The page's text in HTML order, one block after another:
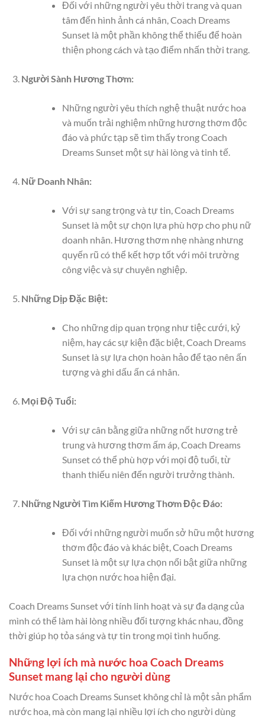
Đối với những người yêu thời trang và quan
tâm đến hình ảnh cá nhân, Coach Dreams
Sunset là một phần không thể thiếu để hoàn
thiện phong cách và tạo điểm nhấn thời trang.
Người Sành Hương Thơm:
Những người yêu thích nghệ thuật nước hoa
và muốn trải nghiệm những hương thơm độc
đáo và phức tạp sẽ tìm thấy trong Coach
Dreams Sunset một sự hài lòng và tinh tế.
Nữ Doanh Nhân:
Với sự sang trọng và tự tin, Coach Dreams
Sunset là một sự chọn lựa phù hợp cho phụ nữ
doanh nhân. Hương thơm nhẹ nhàng nhưng
quyến rũ có thể kết hợp tốt với môi trường
công việc và sự chuyên nghiệp.
Những Dịp Đặc Biệt:
Cho những dịp quan trọng như tiệc cưới, kỷ
niệm, hay các sự kiện đặc biệt, Coach Dreams
Sunset là sự lựa chọn hoàn hảo để tạo nên ấn
tượng và ghi dấu ấn cá nhân.
Mọi Độ Tuổi:
Với sự cân bằng giữa những nốt hương trẻ
trung và hương thơm ấm áp, Coach Dreams
Sunset có thể phù hợp với mọi độ tuổi, từ
thanh thiếu niên đến người trưởng thành.
Những Người Tìm Kiếm Hương Thơm Độc Đáo:
Đối với những người muốn sở hữu một hương
thơm độc đáo và khác biệt, Coach Dreams
Sunset là một sự lựa chọn nổi bật giữa những
lựa chọn nước hoa hiện đại.
Coach Dreams Sunset với tính linh hoạt và sự đa dạng của
mình có thể làm hài lòng nhiều đối tượng khác nhau, đồng
thời giúp họ tỏa sáng và tự tin trong mọi tình huống.
Những lợi ích mà nước hoa Coach Dreams
Sunset mang lại cho người dùng
Nước hoa Coach Dreams Sunset không chỉ là một sản phẩm
nước hoa, mà còn mang lại nhiều lợi ích cho người dùng